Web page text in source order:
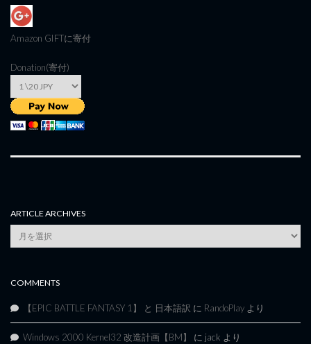
Amazon GIFTに寄付
Donation(寄付)
ARTICLE ARCHIVES
Article
Archives
COMMENTS
【EPIC BATTLE FANTASY 1】 と 日本語訳 に RandoPlay より
Windows 2000 Kernel32 改造計画【BM】 に jack より